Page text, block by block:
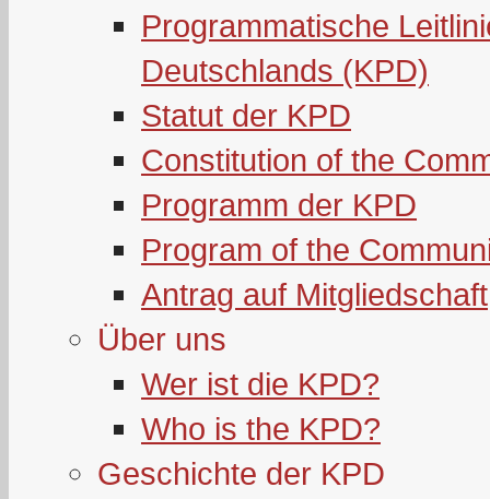
Programmatische
Deutschlands (KPD)
Statut der KPD
Constitution of the
Programm der KPD
Program of the
Antrag auf Mitgliedschaft
Über uns
Wer ist die KPD?
Who is the KPD?
Geschichte der KPD